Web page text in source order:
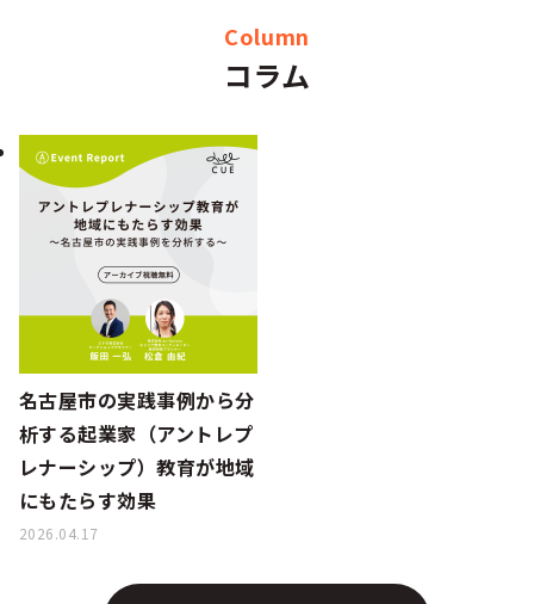
Column
コラム
名古屋市の実践事例から分
析する起業家（アントレプ
レナーシップ）教育が地域
にもたらす効果
2026.04.17